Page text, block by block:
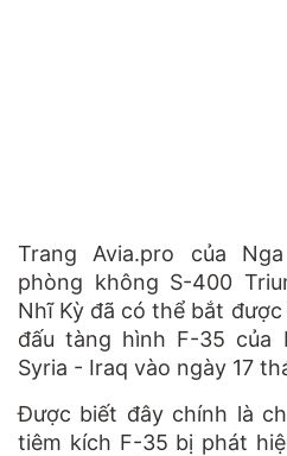
Trang Avia.pro của
phòng không S-400
Nhĩ Kỳ đã có thể bắt
đấu tàng hình F-35 của
Syria - Iraq vào ngày 17
Được biết đây chính là
tiêm kích F-35 bị phát